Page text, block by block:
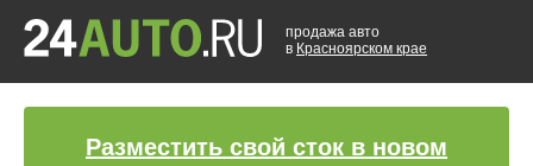
продажа авто
в Красноярском крае
Разместить свой сток в новом